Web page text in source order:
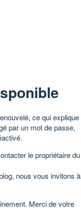
ce qui explique
par un mot de passe,
le propriétaire du
nous vous invitons à
Merci de votre